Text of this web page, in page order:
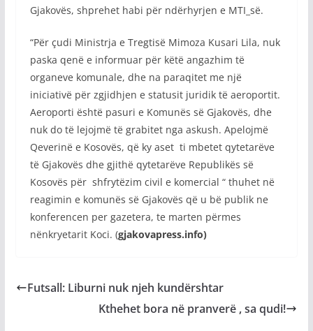
Gjakovës, shprehet habi për ndërhyrjen e MTI_së.
“Për çudi Ministrja e Tregtisë Mimoza Kusari Lila, nuk
paska qenë e informuar për këtë angazhim të
organeve komunale, dhe na paraqitet me një
iniciativë për zgjidhjen e statusit juridik të aeroportit.
Aeroporti është pasuri e Komunës së Gjakovës, dhe
nuk do të lejojmë të grabitet nga askush. Apelojmë
Qeverinë e Kosovës, që ky aset ti mbetet qytetarëve
të Gjakovës dhe gjithë qytetarëve Republikës së
Kosovës për shfrytëzim civil e komercial “ thuhet në
reagimin e komunës së Gjakovës që u bë publik ne
konferencen per gazetera, te marten përmes
nënkryetarit Koci. (gjakovapress.info)
Futsall: Liburni nuk njeh kundërshtar
Kthehet bora në pranverë , sa qudi!